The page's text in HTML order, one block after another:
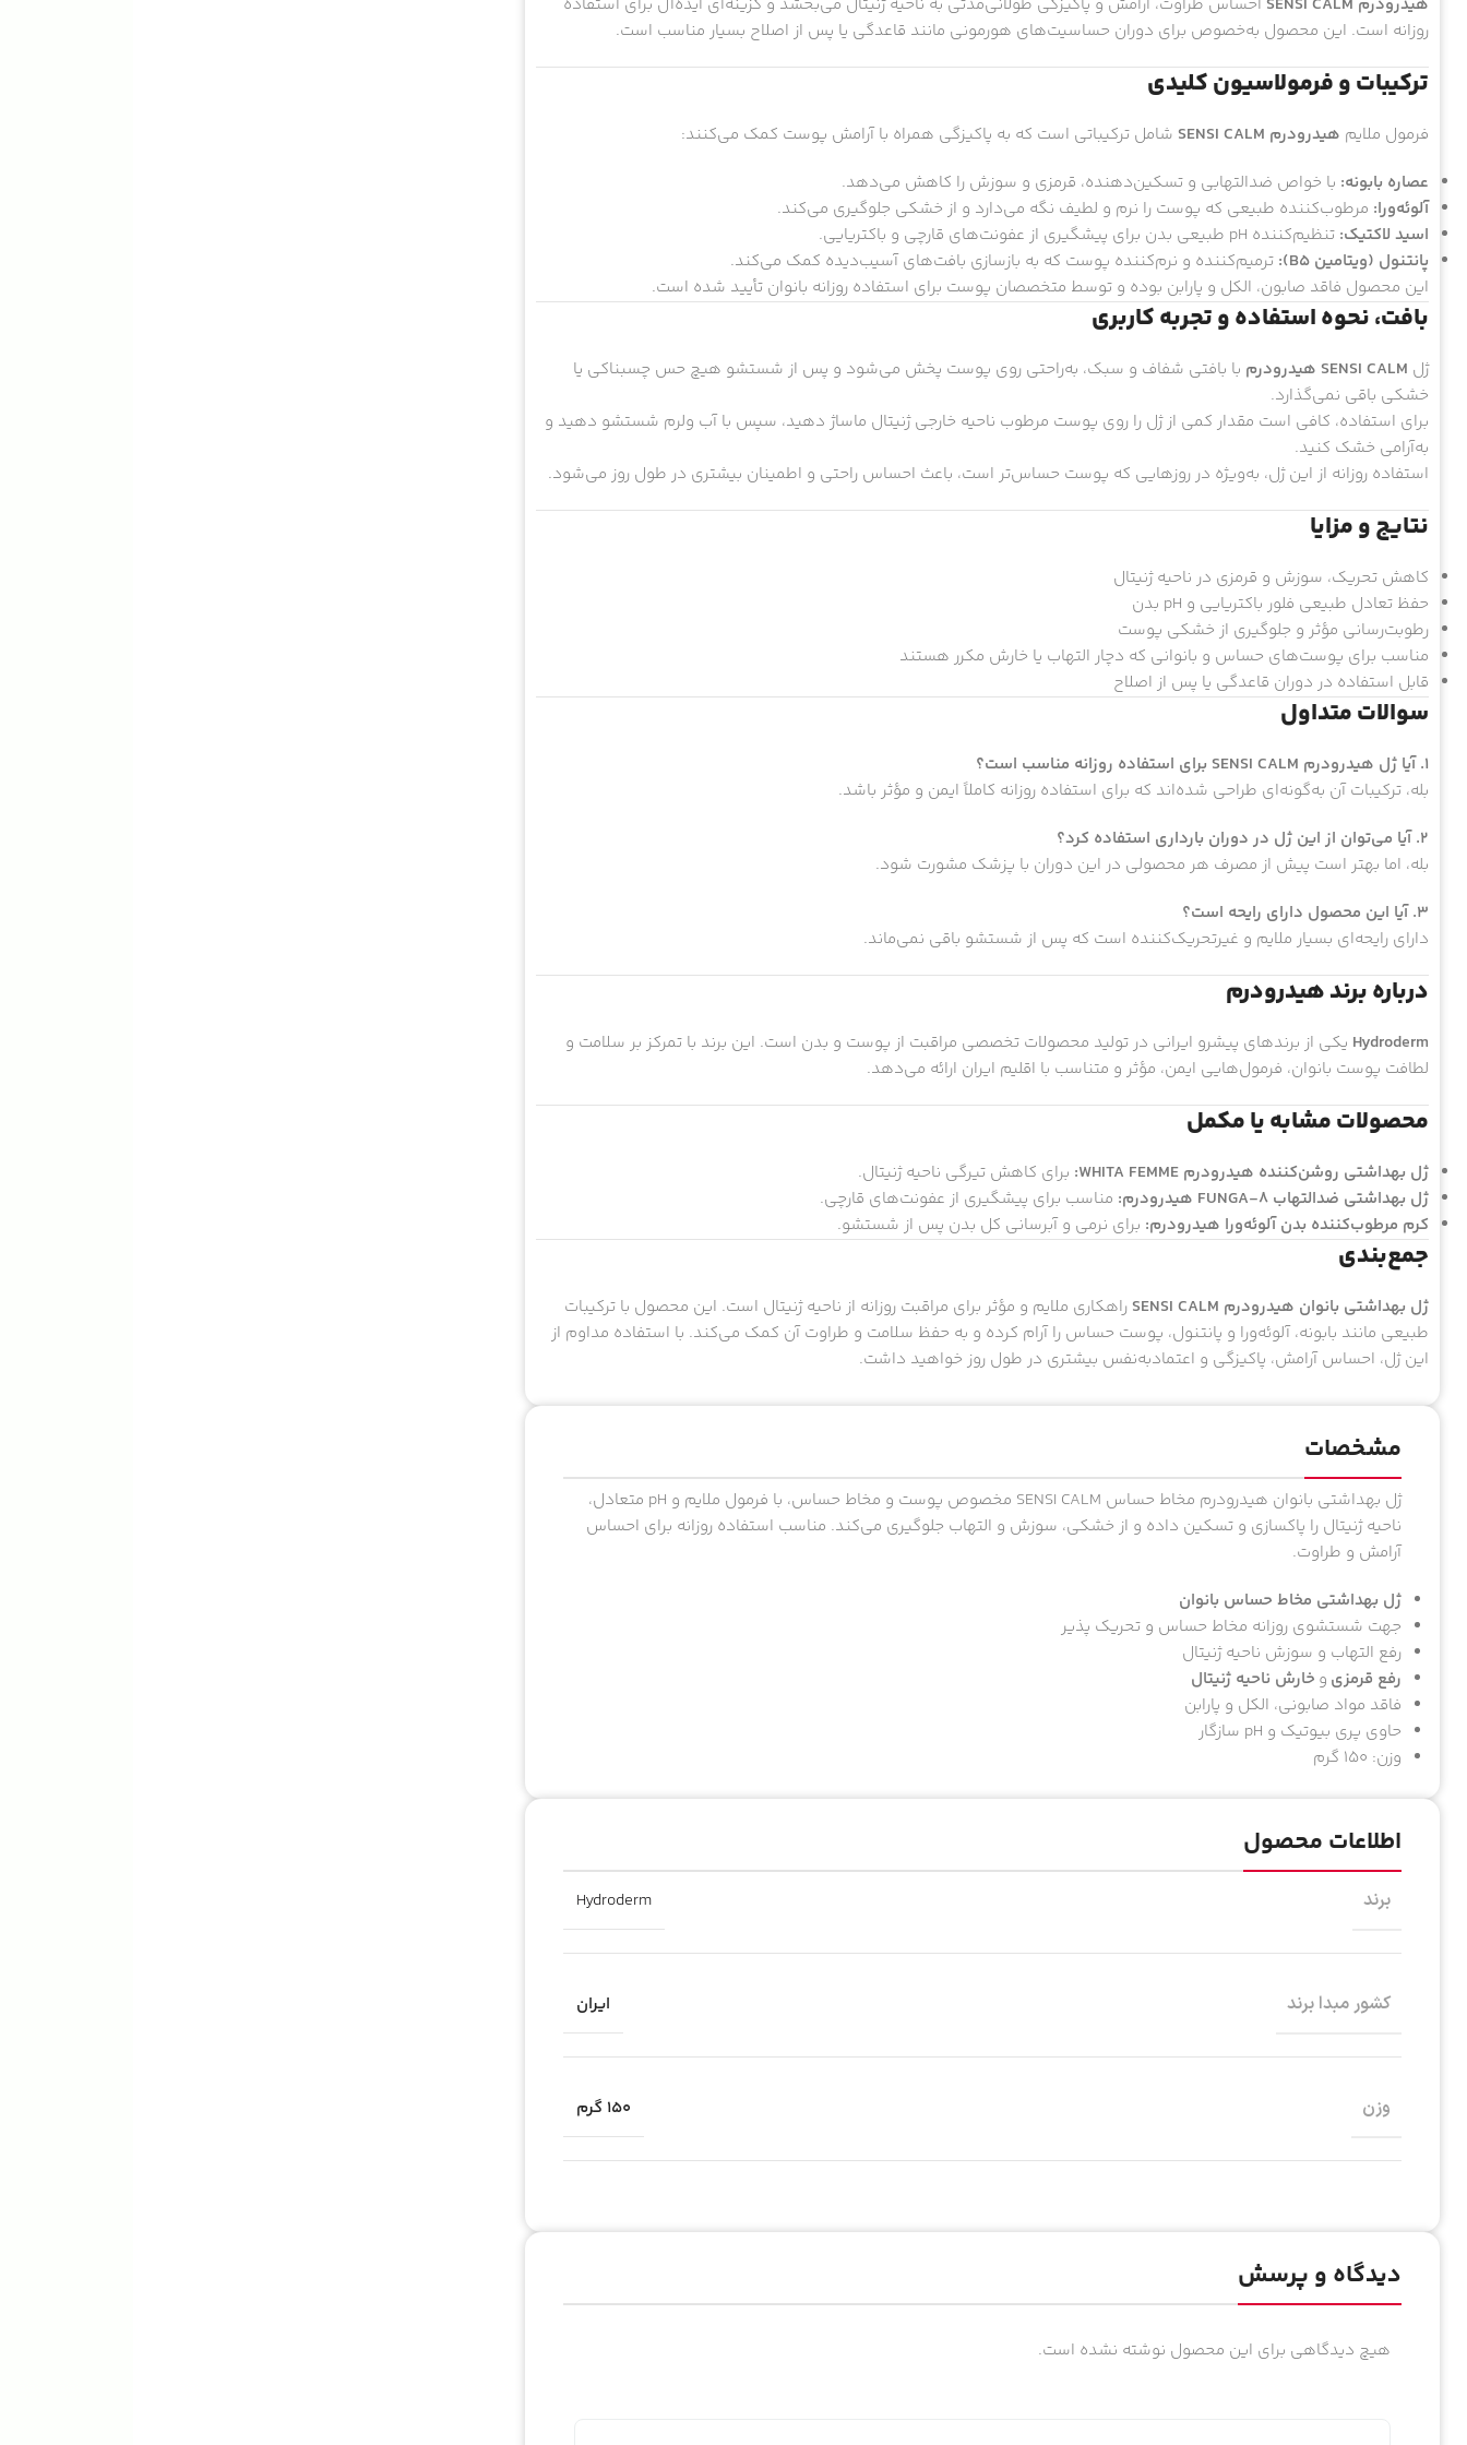
روزانه است. این محصول به‌خصوص برای دوران حساسیت‌های هورمونی مانند قاعدگی یا پس از اصلاح بسیار مناسب است.
ترکیبات و فرمولاسیون کلیدی
فرمول ملایم هیدرودرم SENSI CALM
شامل ترکیباتی است که به پاکیزگی همراه با آرامش پوست کمک می‌کنند:
عصاره بابونه: با خواص ضدالتهابی و تسکین‌دهنده، قرمزی و سوزش را کاهش می‌دهد.
آلوئه‌ورا: مرطوب‌کننده طبیعی که پوست را نرم و لطیف نگه می‌دارد و از خشکی جلوگیری می‌کند.
اسید لاکتیک: تنظیم‌کننده pH طبیعی بدن برای پیشگیری از عفونت‌های قارچی و باکتریایی.
پانتنول (ویتامین B5):
ترمیم‌کننده و نرم‌کننده پوست که به بازسازی بافت‌های آسیب‌دیده کمک می‌کند.
این محصول فاقد صابون، الکل و پارابن بوده و توسط متخصصان پوست برای استفاده روزانه بانوان تأیید شده است.
بافت، نحوه استفاده و تجربه کاربری
ژل SENSI CALM هیدرودرم
با بافتی شفاف و سبک، به‌راحتی روی پوست پخش می‌شود و پس از شستشو هیچ حس چسبناکی یا
خشکی باقی نمی‌گذارد.
برای استفاده، کافی است مقدار کمی از ژل را روی پوست مرطوب ناحیه خارجی ژنیتال ماساژ دهید، سپس با آب ولرم شستشو دهید و
به‌آرامی خشک کنید.
استفاده روزانه از این ژل، به‌ویژه در روزهایی که پوست حساس‌تر است، باعث احساس راحتی و اطمینان بیشتری در طول روز می‌شود.
نتایج و مزایا
کاهش تحریک، سوزش و قرمزی در ناحیه ژنیتال
حفظ تعادل طبیعی فلور باکتریایی و pH بدن
رطوبت‌رسانی مؤثر و جلوگیری از خشکی پوست
مناسب برای پوست‌های حساس و بانوانی که دچار التهاب یا خارش مکرر هستند
قابل استفاده در دوران قاعدگی یا پس از اصلاح
سوالات متداول
۱. آیا ژل هیدرودرم SENSI CALM برای استفاده روزانه مناسب است؟
بله، ترکیبات آن به‌گونه‌ای طراحی شده‌اند که برای استفاده روزانه کاملاً ایمن و مؤثر باشد.
۲. آیا می‌توان از این ژل در دوران بارداری استفاده کرد؟
بله، اما بهتر است پیش از مصرف هر محصولی در این دوران با پزشک مشورت شود.
۳. آیا این محصول دارای رایحه است؟
دارای رایحه‌ای بسیار ملایم و غیرتحریک‌کننده است که پس از شستشو باقی نمی‌ماند.
درباره برند هیدرودرم
Hydroderm یکی از برندهای پیشرو ایرانی در تولید محصولات تخصصی مراقبت از پوست و بدن است. این برند با تمرکز بر سلامت و
لطافت پوست بانوان، فرمول‌هایی ایمن، مؤثر و متناسب با اقلیم ایران ارائه می‌دهد.
محصولات مشابه یا مکمل
ژل بهداشتی روشن‌کننده هیدرودرم WHITA FEMME:
برای کاهش تیرگی ناحیه ژنیتال.
ژل بهداشتی ضدالتهاب FUNGA-8 هیدرودرم:
مناسب برای پیشگیری از عفونت‌های قارچی.
کرم مرطوب‌کننده بدن آلوئه‌ورا هیدرودرم: برای نرمی و آبرسانی کل بدن پس از شستشو.
جمع‌بندی
ژل بهداشتی بانوان هیدرودرم SENSI CALM
راهکاری ملایم و مؤثر برای مراقبت روزانه از ناحیه ژنیتال است. این محصول با ترکیبات
طبیعی مانند بابونه، آلوئه‌ورا و پانتنول، پوست حساس را آرام کرده و به حفظ سلامت و طراوت آن کمک می‌کند. با استفاده مداوم از
این ژل، احساس آرامش، پاکیزگی و اعتمادبه‌نفس بیشتری در طول روز خواهید داشت.
مشخصات
ژل بهداشتی بانوان هیدرودرم مخاط حساس SENSI CALM مخصوص پوست و مخاط حساس، با فرمول ملایم و pH متعادل،
ناحیه ژنیتال را پاکسازی و تسکین داده و از خشکی، سوزش و التهاب جلوگیری می‌کند. مناسب استفاده روزانه برای احساس
آرامش و طراوت.
ژل بهداشتی مخاط حساس بانوان
جهت شستشوی روزانه مخاط حساس و تحریک پذیر
رفع التهاب و سوزش ناحیه ژنیتال
رفع قرمزی و خارش ناحیه ژنیتال
فاقد مواد صابونی، الکل و پارابن
حاوی پری بیوتیک و pH سازگار
وزن: ۱۵۰ گرم
اطلاعات محصول
برند Hydroderm
کشور مبدا برند ایران
وزن 150 گرم
دیدگاه و پرسش
هیچ دیدگاهی برای این محصول نوشته نشده است.